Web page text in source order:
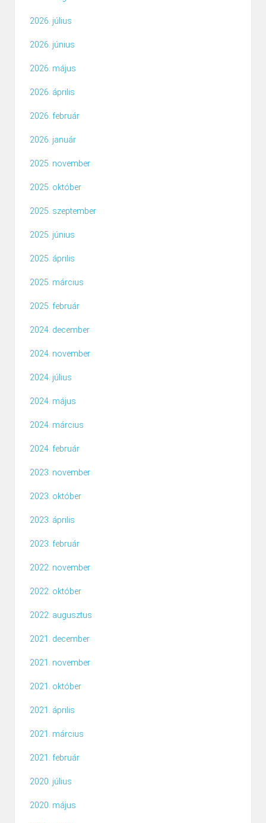
2026. július
2026. június
2026. május
2026. április
2026. február
2026. január
2025. november
2025. október
2025. szeptember
2025. június
2025. április
2025. március
2025. február
2024. december
2024. november
2024. július
2024. május
2024. március
2024. február
2023. november
2023. október
2023. április
2023. február
2022. november
2022. október
2022. augusztus
2021. december
2021. november
2021. október
2021. április
2021. március
2021. február
2020. július
2020. május